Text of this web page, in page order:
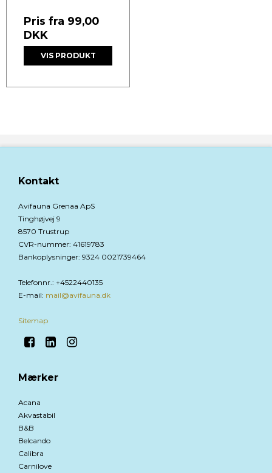
Pris fra 99,00
DKK
VIS PRODUKT
Kontakt
Avifauna Grenaa ApS
Tinghøjvej 9
8570 Trustrup
CVR-nummer: 41619783
Bankoplysninger: 9324 0021739464
Telefonnr. : +4522440135
E-mail: mail@avifauna.dk
Sitemap
Mærker
Acana
Akvastabil
B&B
Belcando
Calibra
Carnilove